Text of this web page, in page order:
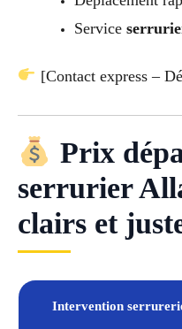
Service
[Contact express –
Prix
serrurier
clairs et
Intervention